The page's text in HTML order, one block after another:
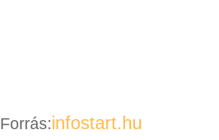
Forrás:infostart.hu